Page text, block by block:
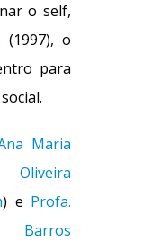
o self,
(1997), o
para
Maria
) e Profa.